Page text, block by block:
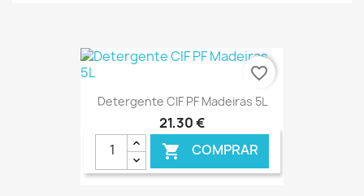
Detergente CIF PF Madeiras 5L
21,30 €
 COMPRAR
favorite_border